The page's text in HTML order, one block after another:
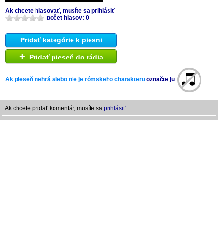
Ak chcete hlasovať, musíte sa prihlásiť
počet hlasov: 0
Pridať kategórie k piesni
+ Pridať pieseň do rádia
Ak pieseň nehrá alebo nie je rómskeho charakteru označte ju
Ak chcete pridať komentár, musíte sa prihlásiť: